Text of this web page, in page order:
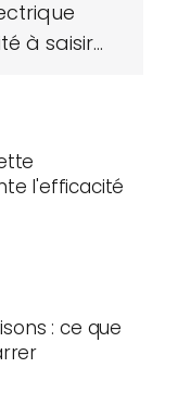
à saisir…
l'efficacité
: ce que